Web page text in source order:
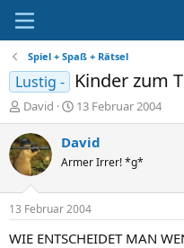
Spiel + Spaß + Rätsel
Lustig - Kinder zum
E
r
s
t
e
e
r
David
E
r
s
e
l
t
a
13 Februar 2004
David
Armer Irrer! *g*
13 Februar 2004
WIE ENTSCHEIDET MAN